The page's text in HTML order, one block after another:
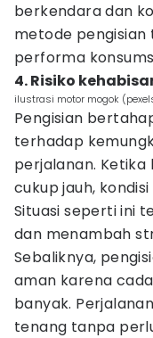
berkendara dan
metode
performa
4. Risiko
ilustrasi motor mogok
Pengisian
terhadap
perjalanan. Ketika
cukup jauh,
Situasi seperti ini
dan menambah
Sebaliknya,
aman karena
banyak.
tenang tanpa